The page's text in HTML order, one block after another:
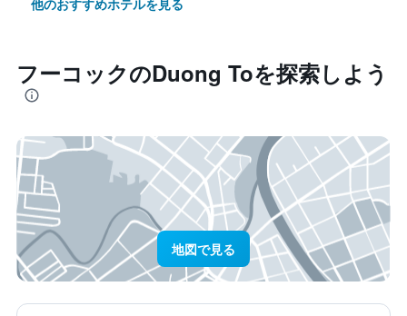
他のおすすめホテルを見る
フーコック​のDuong To​を探索しよう
地図で見る